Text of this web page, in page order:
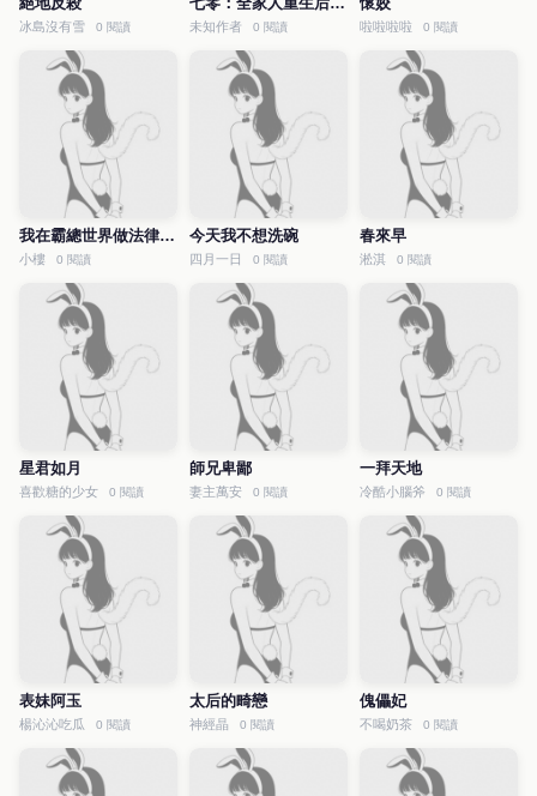
冰島沒有雪 0 閱讀 未知作者 0 閱讀 啦啦啦啦 0 閱讀
我在霸總世界做法律科普
小樓 0 閱讀
今天我不想洗碗
四月一日 0 閱讀
春來早
淞淇 0 閱讀
星君如月
喜歡糖的少女 0 閱讀
師兄卑鄙
妻主萬安 0 閱讀
一拜天地
冷酷小腦斧 0 閱讀
表妹阿玉
楊沁沁吃瓜 0 閱讀
太后的畸戀
神經晶 0 閱讀
傀儡妃
不喝奶茶 0 閱讀